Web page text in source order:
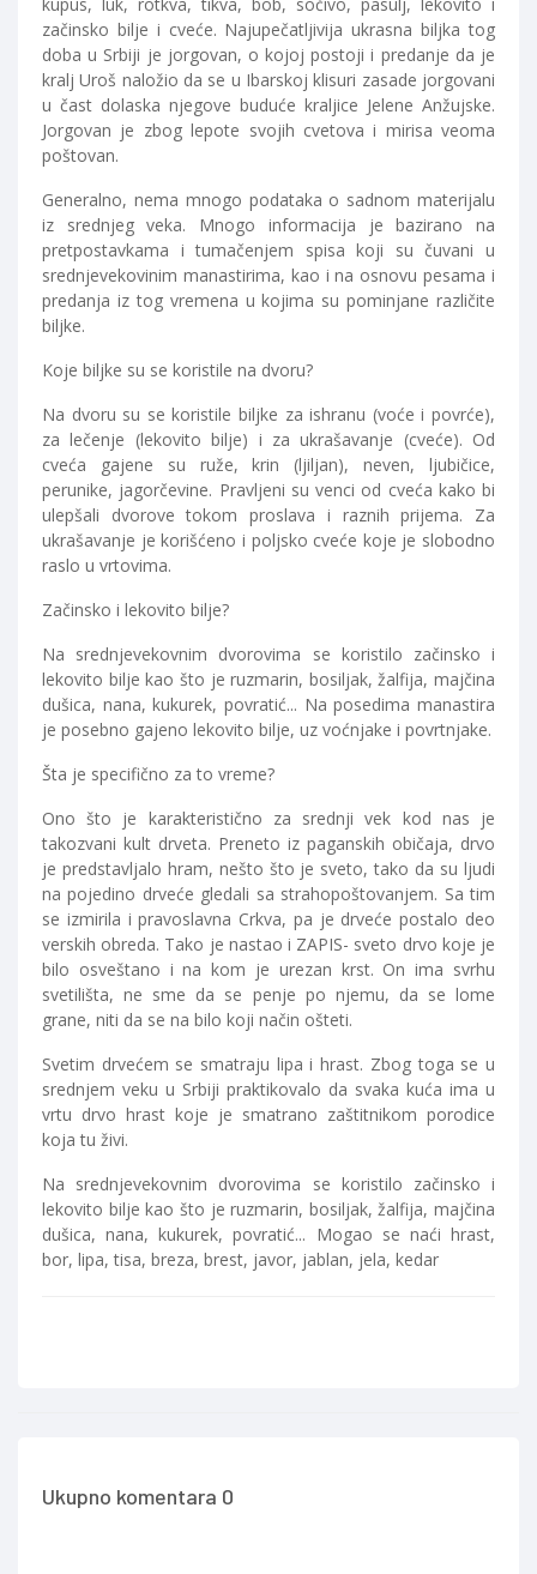
začinsko bilje i cveće. Najupečatljivija ukrasna biljka tog
doba u Srbiji je jorgovan, o kojoj postoji i predanje da je
kralj Uroš naložio da se u Ibarskoj klisuri zasade jorgovani
u čast dolaska njegove buduće kraljice Jelene Anžujske.
Jorgovan je zbog lepote svojih cvetova i mirisa veoma
poštovan.
Generalno, nema mnogo podataka o sadnom materijalu
iz srednjeg veka. Mnogo informacija je bazirano na
pretpostavkama i tumačenjem spisa koji su čuvani u
srednjevekovinim manastirima, kao i na osnovu pesama i
predanja iz tog vremena u kojima su pominjane različite
biljke.
Koje biljke su se koristile na dvoru?
Na dvoru su se koristile biljke za ishranu (voće i povrće),
za lečenje (lekovito bilje) i za ukrašavanje (cveće). Od
cveća gajene su ruže, krin (ljiljan), neven, ljubičice,
perunike, jagorčevine. Pravljeni su venci od cveća kako bi
ulepšali dvorove tokom proslava i raznih prijema. Za
ukrašavanje je korišćeno i poljsko cveće koje je slobodno
raslo u vrtovima.
Začinsko i lekovito bilje?
Na srednjevekovnim dvorovima se koristilo začinsko i
lekovito bilje kao što je ruzmarin, bosiljak, žalfija, majčina
dušica, nana, kukurek, povratić... Na posedima manastira
je posebno gajeno lekovito bilje, uz voćnjake i povrtnjake.
Šta je specifično za to vreme?
Ono što je karakteristično za srednji vek kod nas je
takozvani kult drveta. Preneto iz paganskih običaja, drvo
je predstavljalo hram, nešto što je sveto, tako da su ljudi
na pojedino drveće gledali sa strahopoštovanjem. Sa tim
se izmirila i pravoslavna Crkva, pa je drveće postalo deo
verskih obreda. Tako je nastao i ZAPIS- sveto drvo koje je
bilo osveštano i na kom je urezan krst. On ima svrhu
svetilišta, ne sme da se penje po njemu, da se lome
grane, niti da se na bilo koji način ošteti.
Svetim drvećem se smatraju lipa i hrast. Zbog toga se u
srednjem veku u Srbiji praktikovalo da svaka kuća ima u
vrtu drvo hrast koje je smatrano zaštitnikom porodice
koja tu živi.
Na srednjevekovnim dvorovima se koristilo začinsko i
lekovito bilje kao što je ruzmarin, bosiljak, žalfija, majčina
dušica, nana, kukurek, povratić... Mogao se naći hrast,
bor, lipa, tisa, breza, brest, javor, jablan, jela, kedar
Ukupno komentara 0